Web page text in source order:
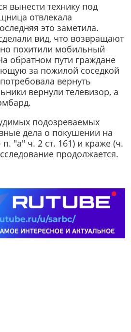
вынести технику под
отвлекала
это заметила.
вид, что возвращают
похитили мобильный
обратном пути граждане
за пожилой соседкой
вернуть
вернули телевизор, а
подозреваемых
дела о покушении на
п. "а" ч. 2 ст. 161) и краже (ч.
продолжается.